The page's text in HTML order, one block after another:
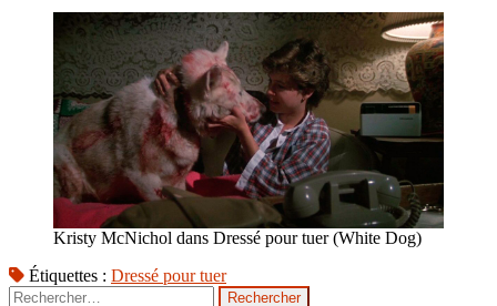
Kristy McNichol dans Dressé pour tuer (White Dog)
Étiquettes : Dressé pour tuer
Rechercher :